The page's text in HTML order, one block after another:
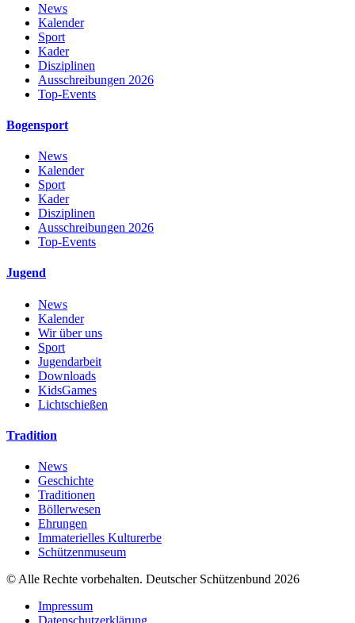
News
Kalender
Sport
Kader
Disziplinen
Ausschreibungen 2026
Top-Events
Bogensport
News
Kalender
Sport
Kader
Disziplinen
Ausschreibungen 2026
Top-Events
Jugend
News
Kalender
Wir über uns
Sport
Jugendarbeit
Downloads
KidsGames
Lichtschießen
Tradition
News
Geschichte
Traditionen
Böllerwesen
Ehrungen
Immaterielles Kulturerbe
Schützenmuseum
© Alle Rechte vorbehalten. Deutscher Schützenbund 2026
Impressum